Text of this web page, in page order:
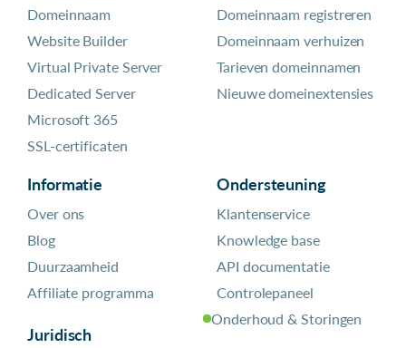
Domeinnaam
Website Builder
Virtual Private Server
Dedicated Server
Microsoft 365
SSL-certificaten
Domeinnaam registreren
Domeinnaam verhuizen
Tarieven domeinnamen
Nieuwe domeinextensies
Informatie
Over ons
Blog
Duurzaamheid
Affiliate programma
Juridisch
Ondersteuning
Klantenservice
Knowledge base
API documentatie
Controlepaneel
Onderhoud & Storingen